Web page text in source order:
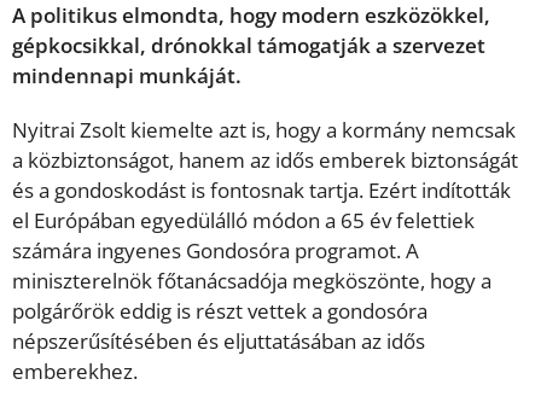
A politikus elmondta, hogy modern eszközökkel,
gépkocsikkal, drónokkal támogatják a szervezet
mindennapi munkáját.
Nyitrai Zsolt kiemelte azt is, hogy a kormány nemcsak
a közbiztonságot, hanem az idős emberek biztonságát
és a gondoskodást is fontosnak tartja. Ezért indították
el Európában egyedülálló módon a 65 év felettiek
számára ingyenes Gondosóra programot. A
miniszterelnök főtanácsadója megköszönte, hogy a
polgárőrök eddig is részt vettek a gondosóra
népszerűsítésében és eljuttatásában az idős
emberekhez.